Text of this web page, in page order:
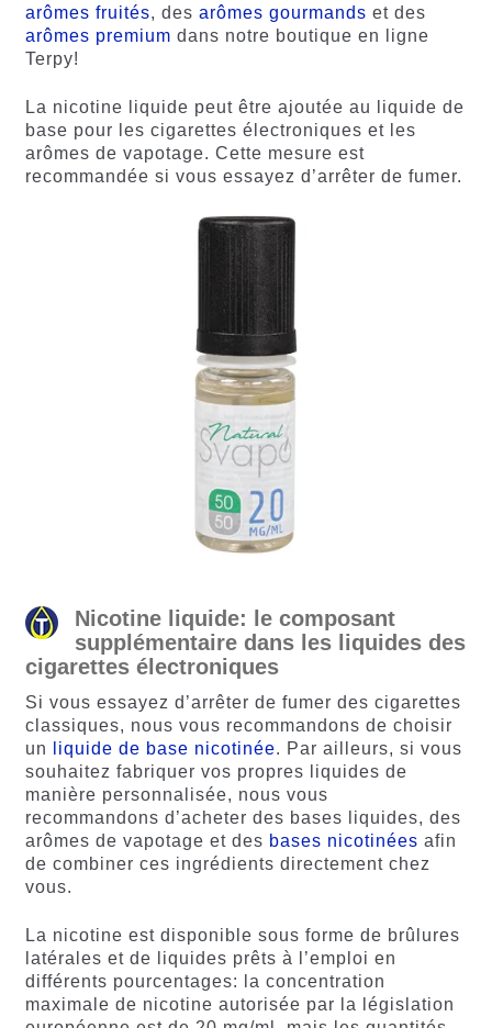
arômes fruités, des arômes gourmands et des
arômes premium dans notre boutique en ligne
Terpy!
La nicotine liquide peut être ajoutée au liquide de
base pour les cigarettes électroniques et les
arômes de vapotage. Cette mesure est
recommandée si vous essayez d’arrêter de fumer.
Nicotine liquide: le composant
supplémentaire dans les liquides des
cigarettes électroniques
Si vous essayez d’arrêter de fumer des cigarettes
classiques, nous vous recommandons de choisir
un
liquide de base nicotinée. Par ailleurs, si vous
souhaitez fabriquer vos propres liquides de
manière personnalisée, nous vous
recommandons d’acheter des bases liquides, des
arômes de vapotage et des bases nicotinées afin
de combiner ces ingrédients directement chez
vous.
La nicotine est disponible sous forme de brûlures
latérales et de liquides prêts à l’emploi en
différents pourcentages: la concentration
maximale de nicotine autorisée par la législation